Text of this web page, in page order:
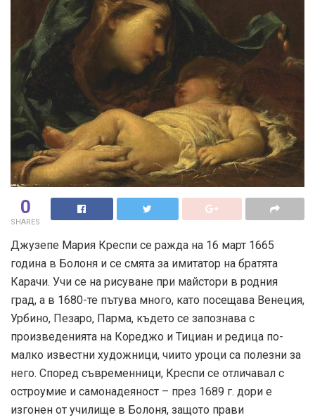
0
SHARES
Джузепе Мария Креспи се ражда на 16 март 1665
година в Болоня и се смята за имитатор на братята
Карачи. Учи се на рисуване при майстори в родния
град, а в 1680-те пътува много, като посещава Венеция,
Урбино, Пезаро, Парма, където се запознава с
произведенията на Кореджо и Тициан и редица по-
малко известни художници, чиито уроци са полезни за
него. Според съвременници, Креспи се отличавал с
остроумие и самонадеяност – през 1689 г. дори е
изгонен от училище в Болоня, защото прави